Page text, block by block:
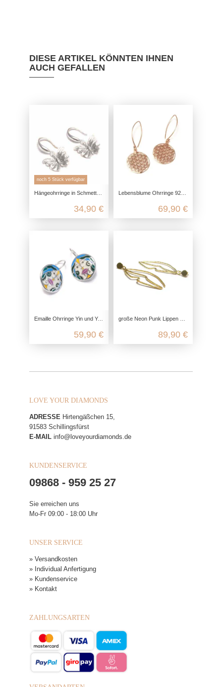
DIESE ARTIKEL KÖNNTEN IHNEN
AUCH GEFALLEN
noch 5 Stück verfügbar
Hängeohrringe in Schmetterling Form aus echtem 925 Sterling Silber
34,90 €
Lebensblume Ohrringe 925 Sterling Silber, optional Gelbgold vergoldet, Rosegold vergoldet, Yoga Schmuck spirituell, nickelfrei
69,90 €
Emaille Ohrringe Yin und Yang, 925 Sterling Silber, Ohrringe hängend boho, Yoga Schmuck Accessoire, Echtschmuck nickelfrei
59,90 €
große Neon Punk Lippen Ohrringe vergoldet aus echtem 925 Sterling Silber
89,90 €
LOVE YOUR DIAMONDS
ADRESSE Hirtengäßchen 15,
91583 Schillingsfürst
E-MAIL info@loveyourdiamonds.de
KUNDENSERVICE
09868 - 959 25 27
Sie erreichen uns
Mo-Fr 09:00 - 18:00 Uhr
UNSER SERVICE
» Versandkosten
» Individual Anfertigung
» Kundenservice
» Kontakt
ZAHLUNGSARTEN